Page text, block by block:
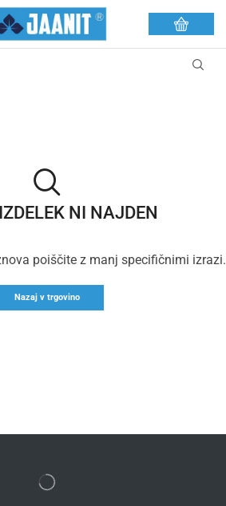
NI NAJDEN
poiščite z manj specifičnimi izrazi.
Nazaj v trgovino